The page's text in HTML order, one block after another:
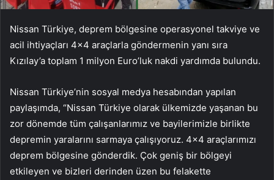
Nissan Türkiye, deprem bölgesine operasyonel takviye ve
acil ihtiyaçları 4×4 araçlarla göndermenin yanı sıra
Kızılay’a toplam 1 milyon Euro’luk nakdi yardımda bulundu.
Nissan Türkiye’nin sosyal medya hesabından yapılan
paylaşımda, “Nissan Türkiye olarak ülkemizde yaşanan bu
zor dönemde tüm çalışanlarımız ve bayilerimizle birlikte
depremin yaralarını sarmaya çalışıyoruz. 4×4 araçlarımızı
deprem bölgesine gönderdik. Çok geniş bir bölgeyi
etkileyen ve bizleri derinden üzen bu felakette